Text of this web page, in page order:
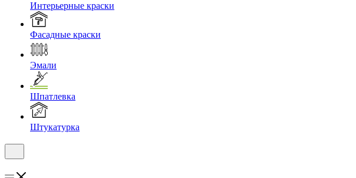
Интерьерные краски
Фасадные краски
Эмали
Шпатлевка
Штукатурка